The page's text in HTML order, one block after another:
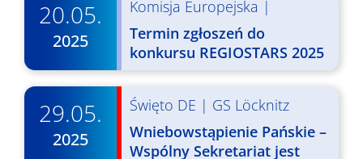
g
a
c
j
w
g
20.05.
2025
Komisja Europejska |
Termin zgłoszeń do
konkursu REGIOSTARS 2025
29.05.
2025
Święto DE | GS Löcknitz
Wniebowstąpienie Pańskie –
Wspólny Sekretariat jest